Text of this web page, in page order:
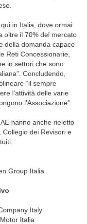
in Italia, dove ormai
oltre il 70% del mercato
della domanda capace
Reti Concessionarie,
in settori che sono
Concludendo,
“il sempre
l’attività delle varie
l’Associazione”.
hanno anche rieletto
Collegio dei Revisori e
Group Italia
Italy
Italia